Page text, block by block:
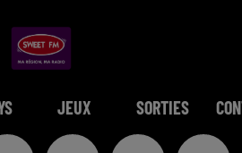
JEUX SORTIES